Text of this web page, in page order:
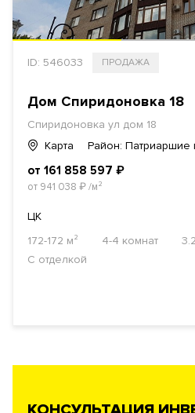
ID: 546033 ПРОДАЖА
Дом Спиридоновка 18
Спиридоновка ул дом 18
Карта
Район: Патриаршие
от 161 858 597 ₽
от 941 038 ₽/м²
ЦК
172-172 м²
4-4 комнат
С отделкой